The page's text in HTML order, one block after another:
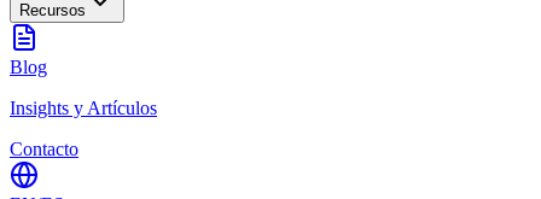
Recursos
Blog
Insights y Artículos
Contacto